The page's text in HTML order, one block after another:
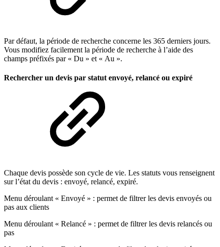
Par défaut, la période de recherche concerne les 365 derniers jours.
Vous modifiez facilement la période de recherche à l’aide des
champs préfixés par « Du » et « Au ».
Rechercher un devis par statut envoyé, relancé ou expiré
Chaque devis possède son cycle de vie. Les statuts vous renseignent
sur l’état du devis : envoyé, relancé, expiré.
Menu déroulant « Envoyé » : permet de filtrer les devis envoyés ou
pas aux clients
Menu déroulant « Relancé » : permet de filtrer les devis relancés ou
pas